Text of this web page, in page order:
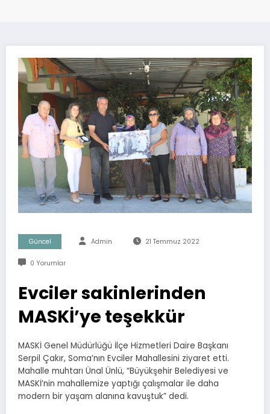
Güncel Admin 21 Temmuz 2022
0 Yorumlar
Evciler sakinlerinden
MASKİ’ye teşekkür
MASKİ Genel Müdürlüğü İlçe Hizmetleri Daire Başkanı
Serpil Çakır, Soma’nın Evciler Mahallesini ziyaret etti.
Mahalle muhtarı Ünal Ünlü, “Büyükşehir Belediyesi ve
MASKİ’nin mahallemize yaptığı çalışmalar ile daha
modern bir yaşam alanına kavuştuk” dedi.